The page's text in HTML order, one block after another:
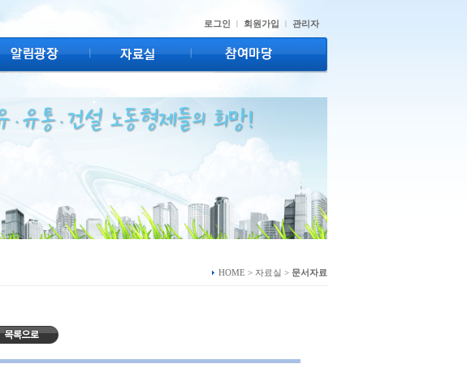
로그인 회원가입 관리자
HOME > 자료실 > 문서자료